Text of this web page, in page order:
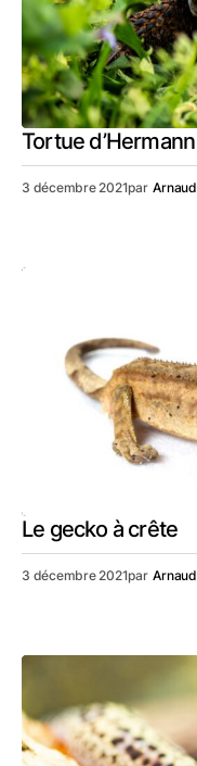
Tortue d’Hermann
3 décembre 2021par Arnaud
Le gecko à crête
3 décembre 2021par Arnaud